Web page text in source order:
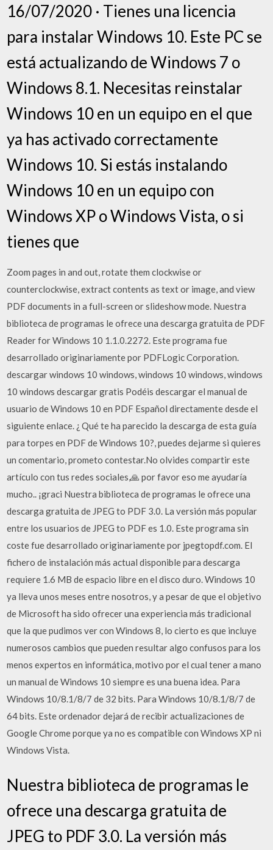
16/07/2020 · Tienes una licencia
para instalar Windows 10. Este PC se
está actualizando de Windows 7 o
Windows 8.1. Necesitas reinstalar
Windows 10 en un equipo en el que
ya has activado correctamente
Windows 10. Si estás instalando
Windows 10 en un equipo con
Windows XP o Windows Vista, o si
tienes que
Zoom pages in and out, rotate them clockwise or
counterclockwise, extract contents as text or image, and view
PDF documents in a full-screen or slideshow mode. Nuestra
biblioteca de programas le ofrece una descarga gratuita de PDF
Reader for Windows 10 1.1.0.2272. Este programa fue
desarrollado originariamente por PDFLogic Corporation.
descargar windows 10 windows, windows 10 windows, windows
10 windows descargar gratis Podéis descargar el manual de
usuario de Windows 10 en PDF Español directamente desde el
siguiente enlace. ¿ Qué te ha parecido la descarga de esta guía
para torpes en PDF de Windows 10?, puedes dejarme si quieres
un comentario, prometo contestar.No olvides compartir este
artículo con tus redes sociales,🙏 por favor eso me ayudaría
mucho.. ¡graci Nuestra biblioteca de programas le ofrece una
descarga gratuita de JPEG to PDF 3.0. La versión más popular
entre los usuarios de JPEG to PDF es 1.0. Este programa sin
coste fue desarrollado originariamente por jpegtopdf.com. El
fichero de instalación más actual disponible para descarga
requiere 1.6 MB de espacio libre en el disco duro. Windows 10
ya lleva unos meses entre nosotros, y a pesar de que el objetivo
de Microsoft ha sido ofrecer una experiencia más tradicional
que la que pudimos ver con Windows 8, lo cierto es que incluye
numerosos cambios que pueden resultar algo confusos para los
menos expertos en informática, motivo por el cual tener a mano
un manual de Windows 10 siempre es una buena idea. Para
Windows 10/8.1/8/7 de 32 bits. Para Windows 10/8.1/8/7 de
64 bits. Este ordenador dejará de recibir actualizaciones de
Google Chrome porque ya no es compatible con Windows XP ni
Windows Vista.
Nuestra biblioteca de programas le
ofrece una descarga gratuita de
JPEG to PDF 3.0. La versión más